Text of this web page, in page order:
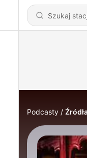
Podcasty